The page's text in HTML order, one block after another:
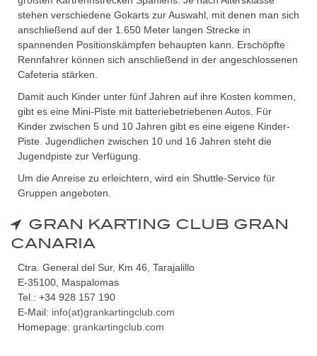
stehen verschiedene Gokarts zur Auswahl, mit denen man sich
anschließend auf der 1.650 Meter langen Strecke in
spannenden Positionskämpfen behaupten kann. Erschöpfte
Rennfahrer können sich anschließend in der angeschlossenen
Cafeteria stärken.
Damit auch Kinder unter fünf Jahren auf ihre Kosten kommen,
gibt es eine Mini-Piste mit batteriebetriebenen Autos. Für
Kinder zwischen 5 und 10 Jahren gibt es eine eigene Kinder-
Piste. Jugendlichen zwischen 10 und 16 Jahren steht die
Jugendpiste zur Verfügung.
Um die Anreise zu erleichtern, wird ein Shuttle-Service für
Gruppen angeboten.
GRAN KARTING CLUB GRAN
CANARIA
Ctra. General del Sur, Km 46, Tarajalillo
E-35100, Maspalomas
Tel.: +34 928 157 190
E-Mail: info(at)grankartingclub.com
Homepage: grankartingclub.com